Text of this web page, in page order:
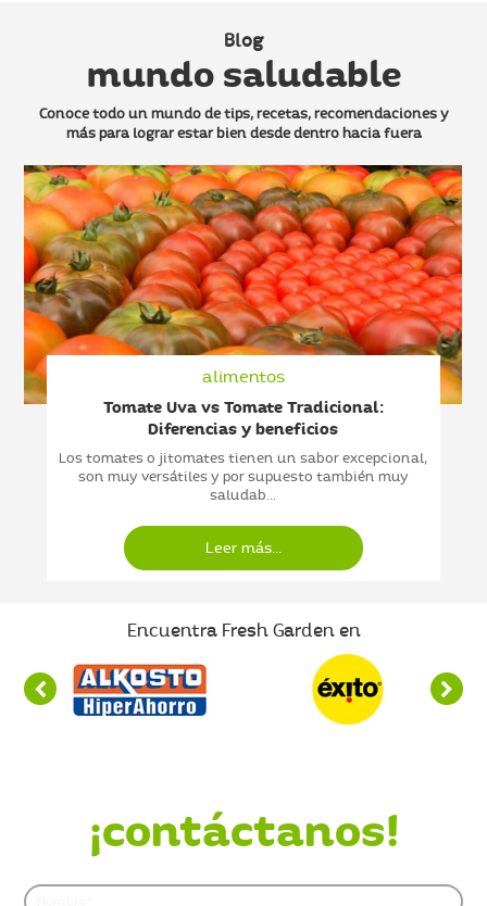
Blog
mundo saludable
Conoce todo un mundo de tips, recetas, recomendaciones y
máspara lograr estar bien desde dentro hacia fuera
alimentos
Tomate Uva vs Tomate Tradicional:
Diferencias y beneficios
Los tomates o jitomates tienen un sabor excepcional,
son muy versátiles y por supuesto también muy
saludab...
Leer más...
Encuentra Fresh Garden en
¡contáctanos!